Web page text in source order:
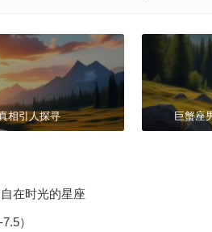
相引人探寻 巨蟹座
在时光的星座
）